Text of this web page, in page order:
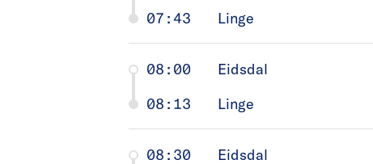
07:43
Linge
08:00
Eidsdal
08:13
Linge
08:30
Eidsdal